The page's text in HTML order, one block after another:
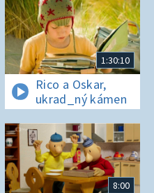
1:30:10
Rico a Oskar,
ukrad_ný kámen
8:00